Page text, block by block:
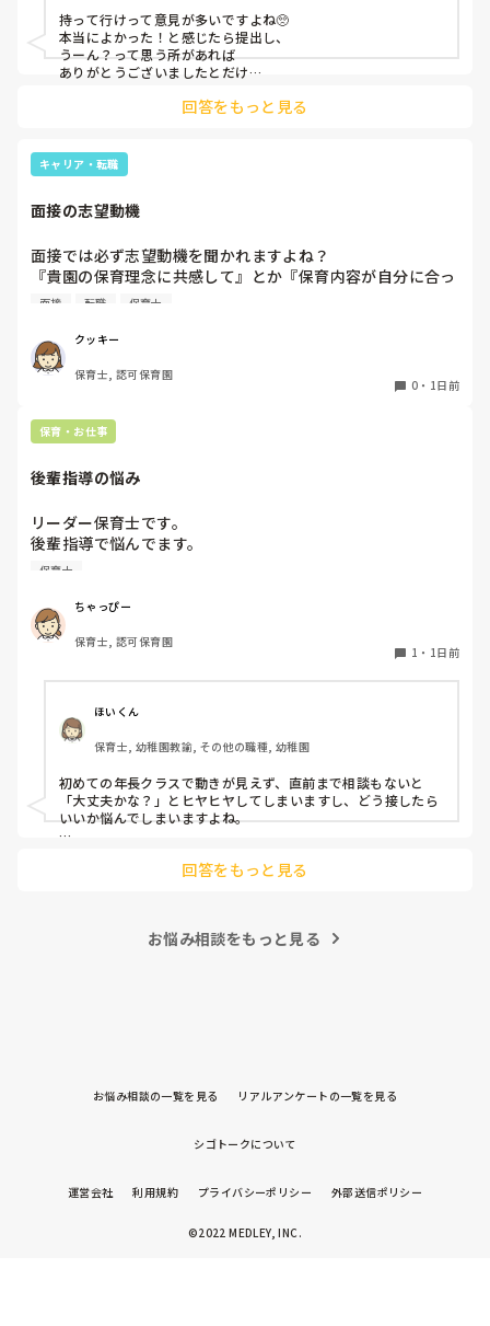
持って行けって意見が多いですよね🥺
本当によかった！と感じたら提出し、
うーん？って思う所があれば
ありがとうございましたとだけ
回答をもっと見る
キャリア・転職
面接の志望動機
面接では必ず志望動機を聞かれますよね？
『貴園の保育理念に共感して』とか『保育内容が自分に合っ
てると思いました』等々が多いかと思いますが、実際はどう
私自身、園の雰囲気とか園の規模、保育内容は勘案しますが
正直なところ、家から通いやすいか、給与はどうか…という
ところに重きを置いています
皆さんは、志望動機をどのように答えていますか？また、本
音はどうですか？
面接 転職 保育士
クッキー
保育士, 認可保育園
0 ・ 1日前
保育・お仕事
後輩指導の悩み
リーダー保育士です。
後輩指導で悩んでます。
初めて年長を持つ後輩がいますが
いで様子見てると直前になるまで何もアクションがなかった
り
他の職員に聞いてる様子もなくて
よほど自分に聞きづらいのか、聞く必要性さえ感じないの
か、もうよくわからないです。
対応にも悩みます。
保育士
ちゃっぴー
保育士, 認可保育園
1 ・ 1日前
ほいくん
保育士, 幼稚園教諭, その他の職種, 幼稚園
初めての年長クラスで動きが見えず、直前まで相談もないと
「大丈夫かな？」とヒヤヒヤしてしまいますし、どう接したら
いいか悩んでしまいますよね。
「こんなこと聞いたら迷惑かな」と抱え込んでいるケースがと
件、どこまで進んだ？」「困ってることない？」と具体的に声
回答をもっと見る
お悩み相談をもっと見る
お悩み相談の一覧を見る リアルアンケートの一覧を見る
シゴトークについて
運営会社 利用規約 プライバシーポリシー 外部送信ポリシー
©2022 MEDLEY, INC.